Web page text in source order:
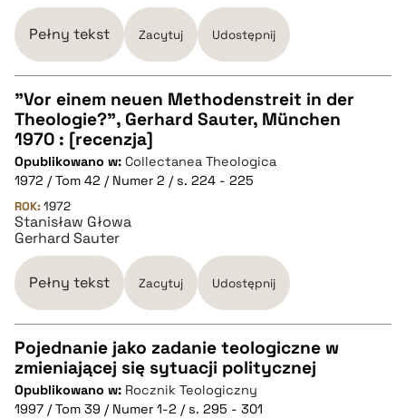
pobierz cytat
Pełny tekst Zacytuj Udostępnij
CZYSTY TEKST
pobierz cytat
BIBTEX
pobierz cytat
"Vor einem neuen Methodenstreit in der
Theologie?", Gerhard Sauter, München
1970 : [recenzja]
Opublikowano w: Collectanea Theologica
1972 / Tom 42 / Numer 2 / s. 224 - 225
ROK: 1972
Stanisław Głowa
Gerhard Sauter
Pełny tekst Zacytuj Udostępnij
CZYSTY TEKST
Pojednanie jako zadanie teologiczne w
zmieniającej się sytuacji politycznej
Opublikowano w: Rocznik Teologiczny
1997 / Tom 39 / Numer 1-2 / s. 295 - 301